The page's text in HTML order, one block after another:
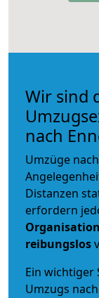
Wir sind
nach
Umzüge
Distanzen
erfordern
Organisation
reibungslos
Ein wichtiger
Umzugs